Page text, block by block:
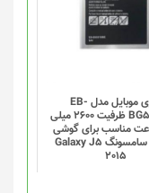
باتری موبایل مدل EB-
BG531BBE ظرفیت 2600 میلی
مناسب برای گوشی
موبایل سامسونگ Galaxy J5
2015